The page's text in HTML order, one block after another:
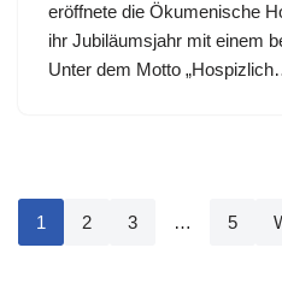
eröffnete die Ökumenische
ihr Jubiläumsjahr mit einem
Unter dem Motto
1 2 3 … 5